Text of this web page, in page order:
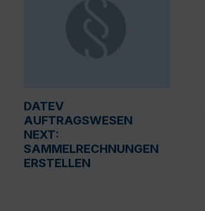
DATEV
AUFTRAGSWESEN
NEXT:
SAMMELRECHNUNGEN
ERSTELLEN